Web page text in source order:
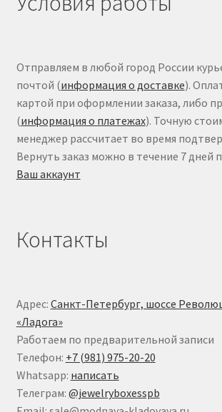
Отправляем в любой город России
почтой (информация о доставке).
картой при оформлении заказа, либо
(информация о платежах). Точную
менеджер рассчитает во время
Вернуть заказ можно в течение 7 дней
Ваш аккаунт
Контакты
Адрес: Санкт-Петербург, шоссе
«Ладога»
Работаем по предварительной записи
Телефон: +7 (981) 975-20-20
Whatsapp: написать
Телеграм: @jewelryboxesspb